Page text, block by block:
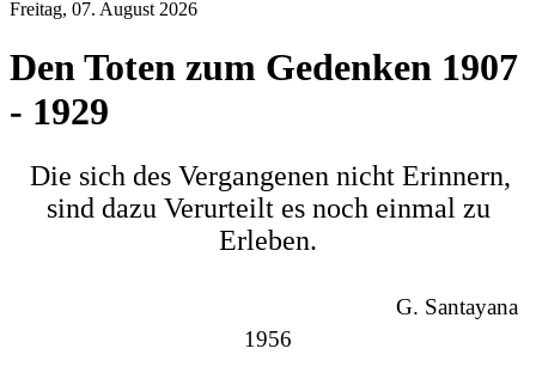
Freitag, 07. August 2026
Den Toten zum Gedenken 1907
- 1929
Die sich des Vergangenen nicht Erinnern,
sind dazu Verurteilt es noch einmal zu
Erleben.
G. Santayana
1956